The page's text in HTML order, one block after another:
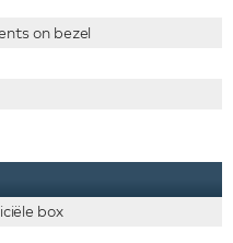
on bezel
box